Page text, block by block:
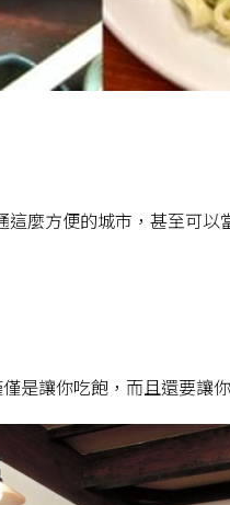
麼方便的城市，甚至可
是讓你吃飽，而且還要讓